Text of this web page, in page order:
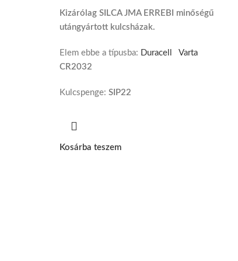
Kizárólag SILCA JMA ERREBI minőségű
utángyártott kulcsházak.
Elem ebbe a típusba: Duracell
Varta
CR2032
Kulcspenge: SIP22
Kosárba teszem